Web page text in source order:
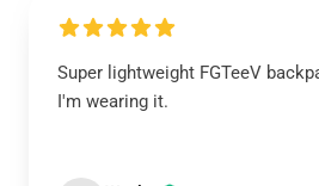
Super lightweight FGTeeV
I'm wearing it.